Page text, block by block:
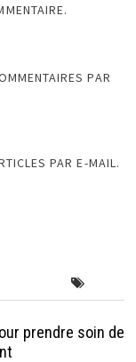
PAR
PAR E-MAIL.
prendre soin de